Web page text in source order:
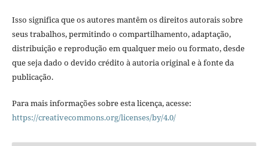
Isso significa que os autores mantêm os direitos autorais sobre
seus trabalhos, permitindo o compartilhamento, adaptação,
distribuição e reprodução em qualquer meio ou formato, desde
que seja dado o devido crédito à autoria original e à fonte da
publicação.
Para mais informações sobre esta licença, acesse:
https://creativecommons.org/licenses/by/4.0/